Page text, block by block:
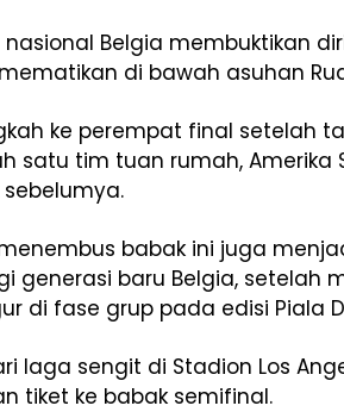
nasional Belgia membuktikan
di bawah asuhan
ke perempat final setelah
satu tim tuan rumah, Amerika
babak ini juga
generasi baru Belgia, setelah
di fase grup pada edisi Piala
laga sengit di Stadion Los
tiket ke babak semifinal.